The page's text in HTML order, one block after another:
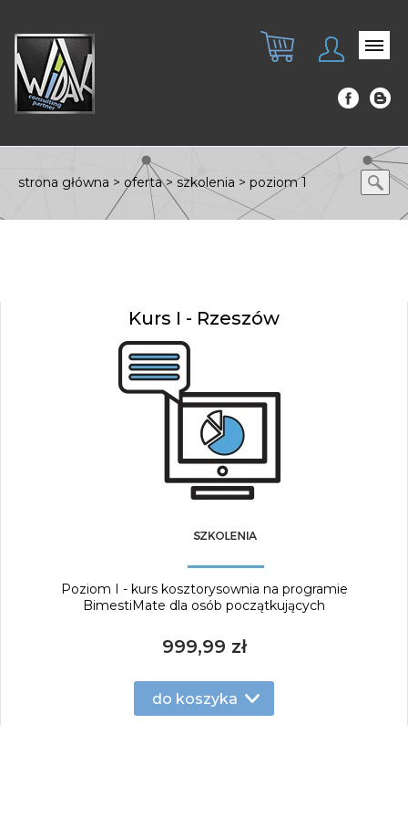
strona główna > oferta> szkolenia > poziom 1
Kurs I - Rzeszów
Poziom I - kurs kosztorysownia na programie
BimestiMate dla osób początkujących
999,99 zł
do koszyka